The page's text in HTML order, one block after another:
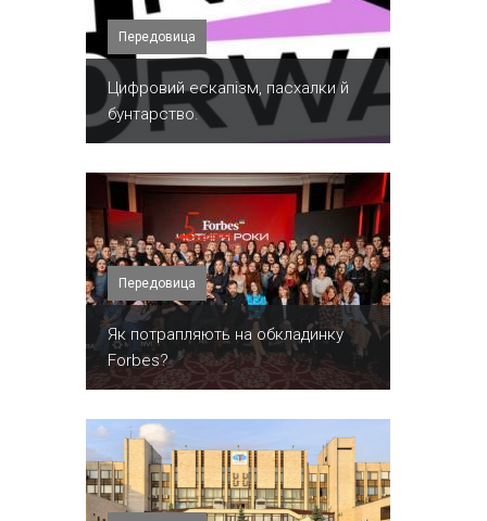
Передовица
​Цифровий ескапізм, пасхалки й
бунтарство.
Передовица
​Як потрапляють на обкладинку
Forbes?